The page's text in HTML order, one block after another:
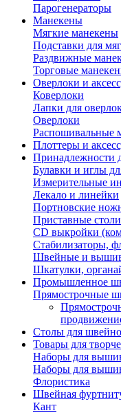
Парогенераторы
Манекены
Мягкие манекены
Подставки для
Раздвижные
Торговые
Оверлоки и
Коверлоки
Лапки для
Оверлоки
Распошивальные
Плоттеры и
Принадлежности
Булавки и иглы
Измерительные
Лекало и линейки
Портновские
Приставные
СD выкройки
Стабилизаторы,
Швейные и
Шкатулки,
Промышленное
Прямострочные
Столы для
Товары для
Наборы для
Наборы для
Флористика
Швейная
Кант